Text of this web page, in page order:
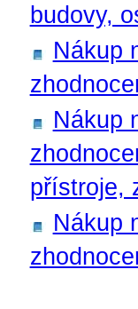
budovy,
Nákup
Nákup
přístroje,
Nákup